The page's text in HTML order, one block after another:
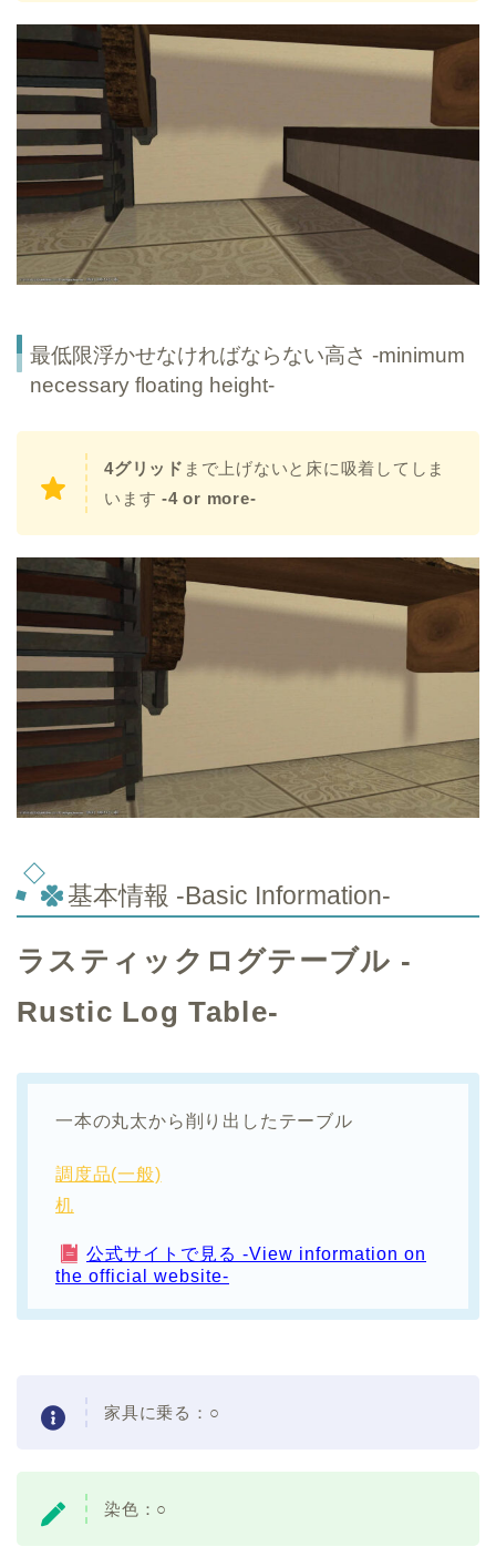
最低限浮かせなければならない高さ -minimum
necessary floating height-
4グリッド まで上げないと床に吸着してしま
います-4 or more-
基本情報 -Basic Information-
ラスティックログテーブル -
Rustic Log Table-
一本の丸太から削り出したテーブル
調度品(一般)
机
公式サイトで見る -View information on
the official website-
家具に乗る：○
染色：○